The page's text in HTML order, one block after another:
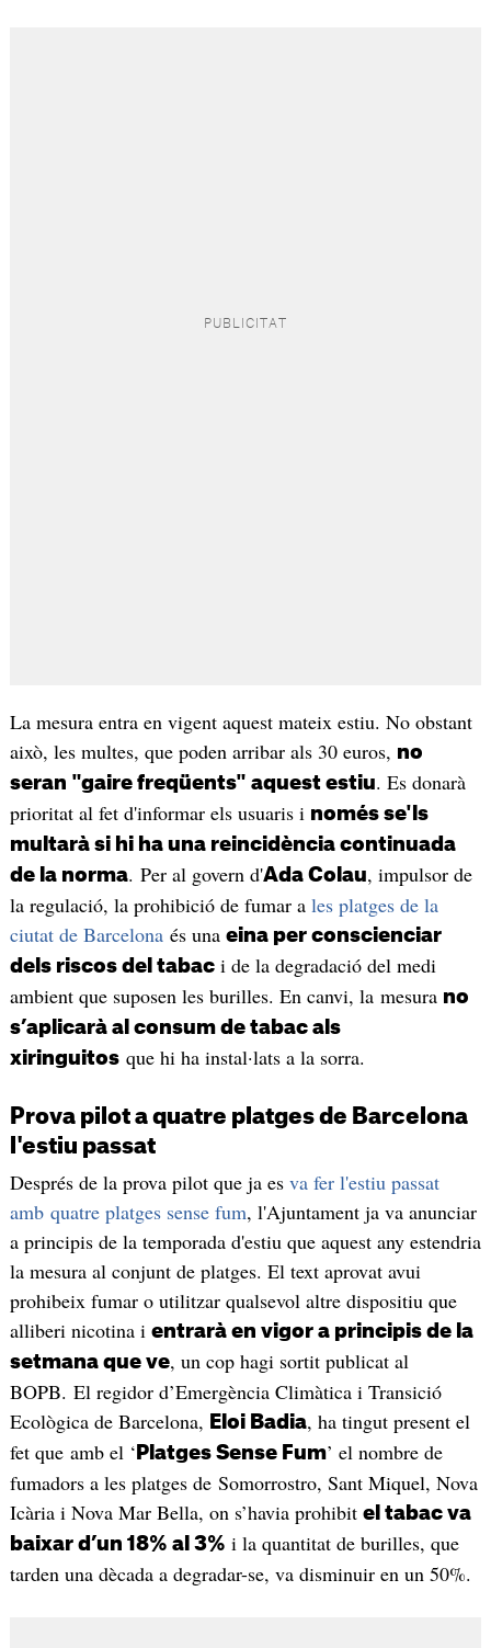
La mesura entra en vigent aquest mateix estiu. No obstant
això, les multes, que poden arribar als 30 euros, no
seran "gaire freqüents" aquest estiu. Es donarà
prioritat al fet d'informar els usuaris i només se'ls
multarà si hi ha una reincidència continuada
de la norma. Per al govern d'Ada Colau, impulsor de
la regulació, la prohibició de fumar a les platges de la
ciutat de Barcelonaés una eina per conscienciar
dels riscos del tabaci de la degradació del medi
ambient que suposen les burilles. En canvi, la mesura no
s’aplicarà al consum de tabac als
xiringuitosque hi ha instal·lats a la sorra.
Prova pilot a quatre platges de Barcelona
l'estiu passat
Després de la prova pilot que ja es va fer l'estiu passat
amb quatre platges sense fum, l'Ajuntament ja va anunciar
a principis de la temporada d'estiu que aquest any estendria
la mesura al conjunt de platges. El text aprovat avui
prohibeix fumar o utilitzar qualsevol altre dispositiu que
alliberi nicotina i entrarà en vigor a principis de la
setmana que ve, un cop hagi sortit publicat al
BOPB. El regidor d’Emergència Climàtica i Transició
Ecològica de Barcelona,
Eloi Badia, ha tingut present el
fet que amb el ‘ Platges Sense Fum’ el nombre de
fumadors a les platges de Somorrostro, Sant Miquel, Nova
Icària i Nova Mar Bella, on s’havia prohibit el tabac va
baixar d’un 18% al 3% i la quantitat de burilles, que
tarden una dècada a degradar-se, va disminuir en un 50%.